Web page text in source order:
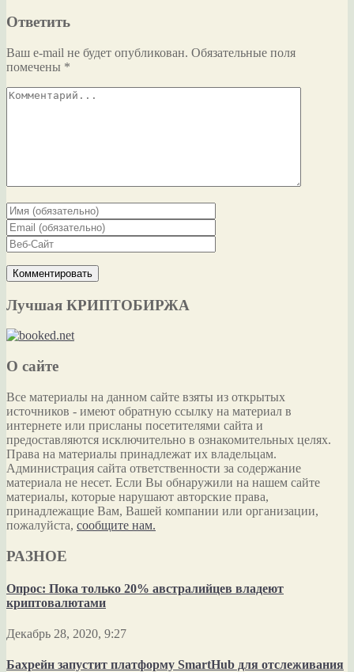
Ответить
Ваш e-mail не будет опубликован. Обязательные поля
помечены *
Лучшая КРИПТОБИРЖА
О сайте
Все материалы на данном сайте взяты из открытых
источников - имеют обратную ссылку на материал в
интернете или присланы посетителями сайта и
предоставляются исключительно в ознакомительных целях.
Права на материалы принадлежат их владельцам.
Администрация сайта ответственности за содержание
материала не несет. Если Вы обнаружили на нашем сайте
материалы, которые нарушают авторские права,
принадлежащие Вам, Вашей компании или организации,
пожалуйста, сообщите нам.
РАЗНОЕ
Опрос: Пока только 20% австралийцев владеют
криптовалютами
Декабрь 28, 2020, 9:27
Бахрейн запустит платформу SmartHub для отслеживания